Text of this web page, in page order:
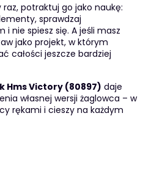
potraktuj go jako naukę:
sprawdzaj
nie spiesz się. A jeśli masz
jako projekt, w którym
całości jeszcze bardziej
Hms Victory (80897) daje
własnej wersji żaglowca – w
rękami i cieszy na każdym